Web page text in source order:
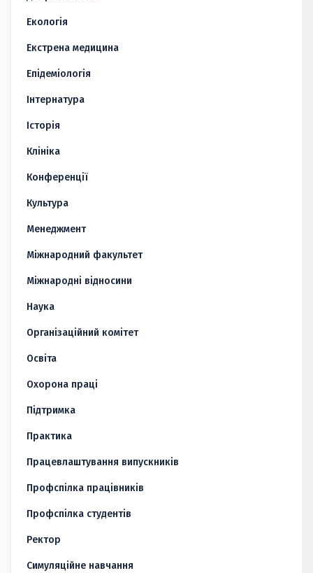
Екологія
Екстрена медицина
Епідеміологія
Інтернатура
Історія
Клініка
Конференції
Культура
Менеджмент
Міжнародний факультет
Міжнародні відносини
Наука
Організаційний комітет
Освіта
Охорона праці
Підтримка
Практика
Працевлаштування випускників
Профспілка працівників
Профспілка студентів
Ректор
Симуляційне навчання